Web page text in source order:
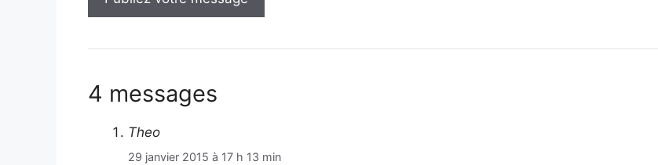
4 messages
Theo
29 janvier 2015 à 17 h 13 min